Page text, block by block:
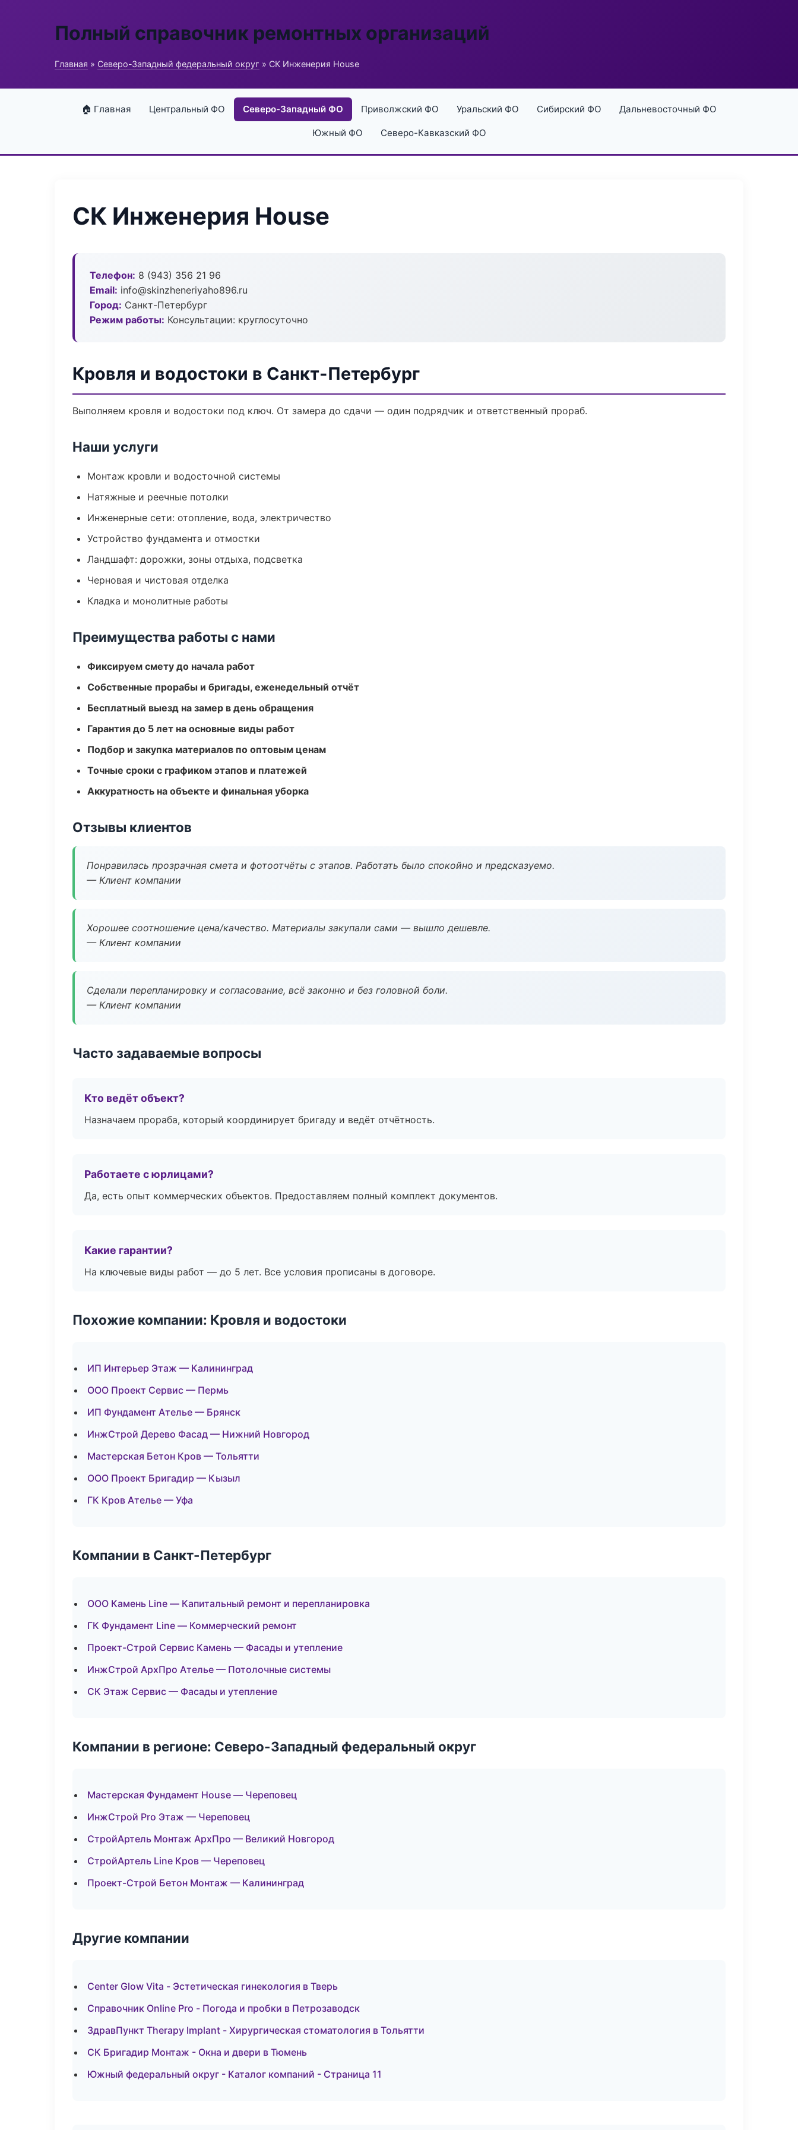
Полный справочник ремонтных организаций
Главная » Северо-Западный федеральный округ » СК Инженерия House
🏠 Главная Центральный ФО Северо-Западный ФО Приволжский ФО Уральский ФО Сибирский ФО Дальневосточный ФО
Южный ФО Северо-Кавказский ФО
СК Инженерия House
Телефон: 8 (943) 356 21 96
Email: info@skinzheneriyaho896.ru
Город: Санкт-Петербург
Режим работы: Консультации: круглосуточно
Кровля и водостоки в Санкт-Петербург
Выполняем кровля и водостоки под ключ. От замера до сдачи — один подрядчик и ответственный прораб.
Наши услуги
Монтаж кровли и водосточной системы
Натяжные и реечные потолки
Инженерные сети: отопление, вода, электричество
Устройство фундамента и отмостки
Ландшафт: дорожки, зоны отдыха, подсветка
Черновая и чистовая отделка
Кладка и монолитные работы
Преимущества работы с нами
Фиксируем смету до начала работ
Собственные прорабы и бригады, еженедельный отчёт
Бесплатный выезд на замер в день обращения
Гарантия до 5 лет на основные виды работ
Подбор и закупка материалов по оптовым ценам
Точные сроки с графиком этапов и платежей
Аккуратность на объекте и финальная уборка
Отзывы клиентов
Понравилась прозрачная смета и фотоотчёты с этапов. Работать было спокойно и предсказуемо.
— Клиент компании
Хорошее соотношение цена/качество. Материалы закупали сами — вышло дешевле.
— Клиент компании
Сделали перепланировку и согласование, всё законно и без головной боли.
— Клиент компании
Часто задаваемые вопросы
Кто ведёт объект?
Назначаем прораба, который координирует бригаду и ведёт отчётность.
Работаете с юрлицами?
Да, есть опыт коммерческих объектов. Предоставляем полный комплект документов.
Какие гарантии?
На ключевые виды работ — до 5 лет. Все условия прописаны в договоре.
Похожие компании: Кровля и водостоки
ИП Интерьер Этаж — Калининград
ООО Проект Сервис — Пермь
ИП Фундамент Ателье — Брянск
ИнжСтрой Дерево Фасад — Нижний Новгород
Мастерская Бетон Кров — Тольятти
ООО Проект Бригадир — Кызыл
ГК Кров Ателье — Уфа
Компании в Санкт-Петербург
ООО Камень Line — Капитальный ремонт и перепланировка
ГК Фундамент Line — Коммерческий ремонт
Проект-Строй Сервис Камень — Фасады и утепление
ИнжСтрой АрхПро Ателье — Потолочные системы
СК Этаж Сервис — Фасады и утепление
Компании в регионе: Северо-Западный федеральный округ
Мастерская Фундамент House — Череповец
ИнжСтрой Pro Этаж — Череповец
СтройАртель Монтаж АрхПро — Великий Новгород
СтройАртель Line Кров — Череповец
Проект-Строй Бетон Монтаж — Калининград
Другие компании
Center Glow Vita - Эстетическая гинекология в Тверь
Справочник Online Pro - Погода и пробки в Петрозаводск
ЗдравПункт Therapy Implant - Хирургическая стоматология в Тольятти
СК Бригадир Монтаж - Окна и двери в Тюмень
Южный федеральный округ - Каталог компаний - Страница 11